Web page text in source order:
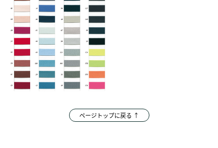
ページトップに戻る ↑